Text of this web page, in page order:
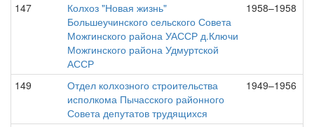
147
Колхоз "Новая жизнь"
Большеучинского сельского Совета
Можгинского района УАССР д.Ключи
Можгинского района Удмуртской
АССР
1958–1958
149
Отдел колхозного строительства
исполкома Пычасского районного
Совета депутатов трудящихся
1949–1956